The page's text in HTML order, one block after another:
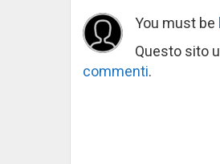
You must be
Questo sito
commenti.